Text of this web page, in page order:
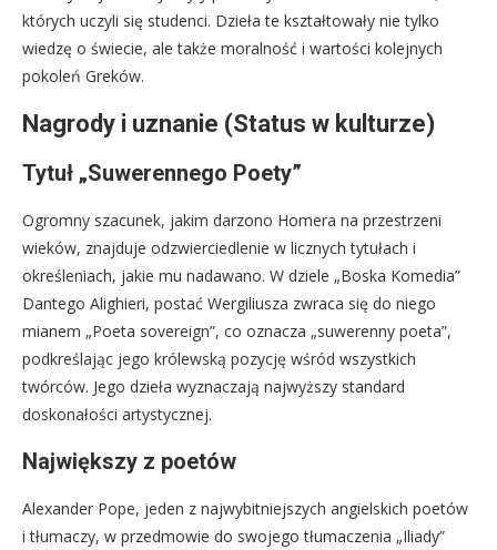
których uczyli się studenci. Dzieła te kształtowały nie tylko
wiedzę o świecie, ale także moralność i wartości kolejnych
pokoleń Greków.
Nagrody i uznanie (Status w kulturze)
Tytuł „Suwerennego Poety”
Ogromny szacunek, jakim darzono Homera na przestrzeni
wieków, znajduje odzwierciedlenie w licznych tytułach i
określeniach, jakie mu nadawano. W dziele „Boska Komedia”
Dantego Alighieri, postać Wergiliusza zwraca się do niego
mianem „Poeta sovereign”, co oznacza „suwerenny poeta”,
podkreślając jego królewską pozycję wśród wszystkich
twórców. Jego dzieła wyznaczają najwyższy standard
doskonałości artystycznej.
Największy z poetów
Alexander Pope, jeden z najwybitniejszych angielskich poetów
i tłumaczy, w przedmowie do swojego tłumaczenia „Iliady”